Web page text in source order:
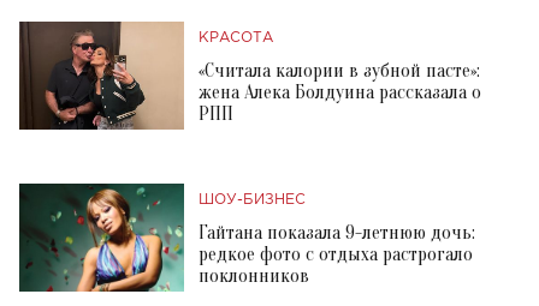
КРАСОТА
«Считала калории в зубной пасте»:
жена Алека Болдуина рассказала о
РПП
ШОУ-БИЗНЕС
Гайтана показала 9-летнюю дочь:
редкое фото с отдыха растрогало
поклонников